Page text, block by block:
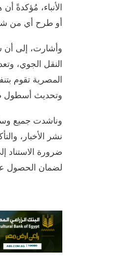
الأنباء، مُؤكدةً
أو طرح أي من
وأشارت، إلى أن
النقل الجوي،
المصرية تقوم
وتحديث أسطول
وناشدت جميع
نشر الأخبار،
ضرورة الاستناد
لضمان الحصول